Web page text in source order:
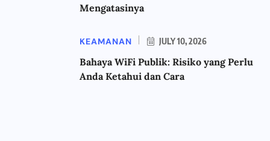
Mengatasinya
KEAMANAN JULY 10, 2026
Bahaya WiFi Publik: Risiko yang Perlu
Anda Ketahui dan Cara